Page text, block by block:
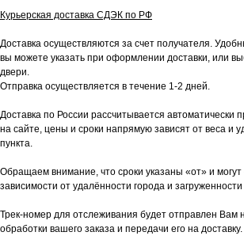
Курьерская доставка СДЭК по РФ
Доставка осуществляются за счет получателя.
вы можете указать при оформлении доставки, или
двери.
Отправка осуществляется в течение 1-2 дней.
Доставка по России рассчитывается автоматически
на сайте, цены и сроки напрямую зависят от веса и
пункта.
Обращаем внимание, что сроки указаны «от» и могут
зависимости от удалённости города и
Трек-номер для отслеживания будет отправлен Вам
обработки вашего заказа и передачи его на доставку.